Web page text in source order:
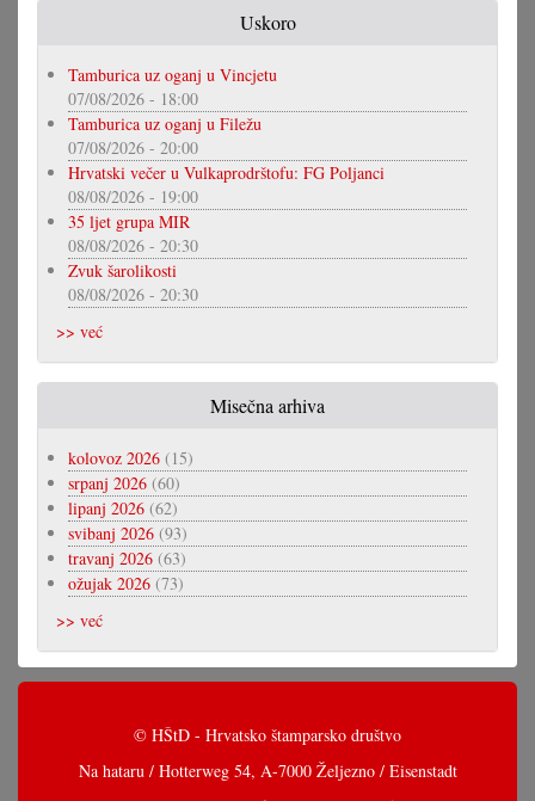
Uskoro
Tamburica uz oganj u Vincjetu
07/08/2026 - 18:00
Tamburica uz oganj u Filežu
07/08/2026 - 20:00
Hrvatski večer u Vulkaprodrštofu: FG Poljanci
08/08/2026 - 19:00
35 ljet grupa MIR
08/08/2026 - 20:30
Zvuk šarolikosti
08/08/2026 - 20:30
>> već
Misečna arhiva
kolovoz 2026 (15)
srpanj 2026 (60)
lipanj 2026 (62)
svibanj 2026 (93)
travanj 2026 (63)
ožujak 2026 (73)
>> već
© HŠtD - Hrvatsko štamparsko društvo
Na hataru / Hotterweg 54, A-7000 Željezno / Eisenstadt